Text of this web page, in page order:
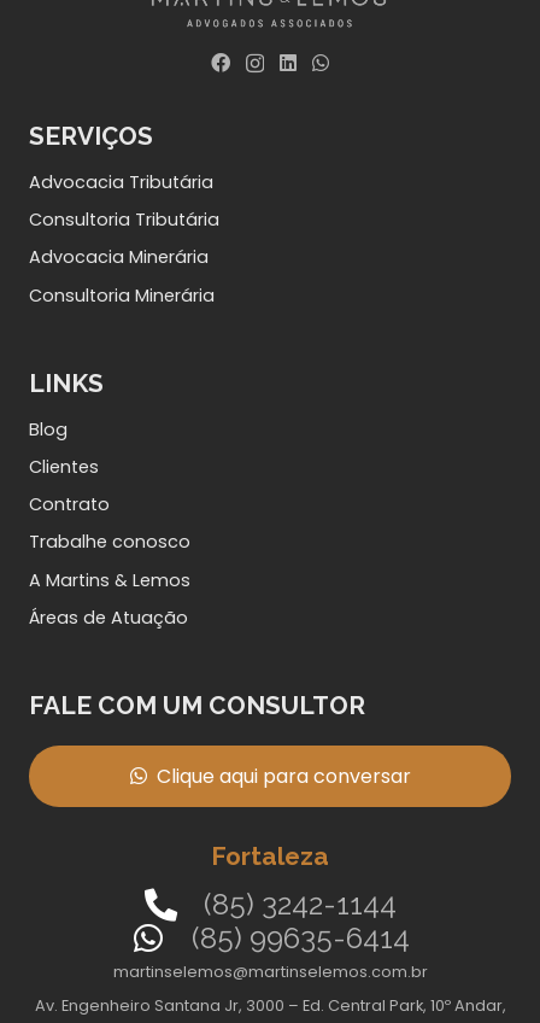
SERVIÇOS
Advocacia Tributária
Consultoria Tributária
Advocacia Minerária
Consultoria Minerária
LINKS
Blog
Clientes
Contrato
Trabalhe conosco
A Martins & Lemos
Áreas de Atuação
FALE COM UM CONSULTOR
Clique aqui para conversar
Fortaleza
(85) 3242-1144
(85) 99635-6414
martinselemos@martinselemos.com.br
Av. Engenheiro Santana Jr, 3000 – Ed. Central Park, 10º Andar,